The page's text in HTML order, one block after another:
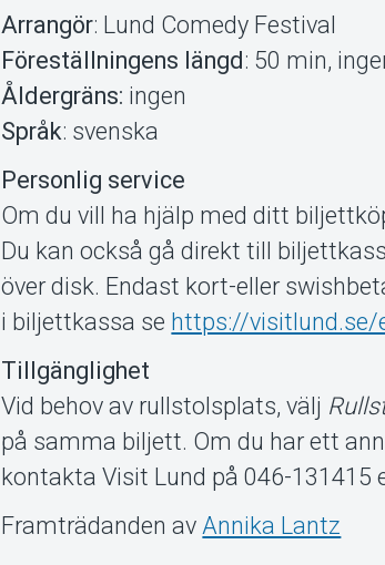
Arrangör: Lund Comedy Festival
Föreställningens längd: 50 min,
Åldergräns: ingen
Språk: svenska
Personlig service
Om du vill ha hjälp med ditt
Du kan också gå direkt till
över disk. Endast kort-eller
i biljettkassa se https://visitlund.se/
Tillgänglighet
Vid behov av rullstolsplats, välj
på samma biljett. Om du har ett
kontakta Visit Lund på 046-131415
Framträdanden av Annika Lantz